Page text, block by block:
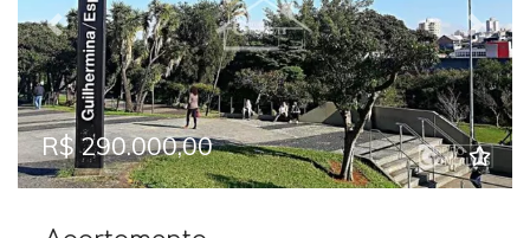
Previous Next
R$ 290.000,00